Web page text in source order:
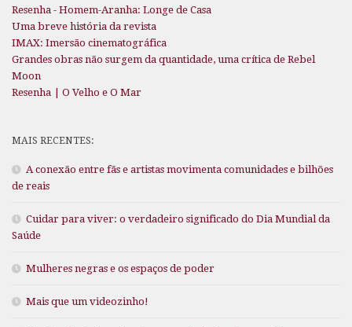
Resenha - Homem-Aranha: Longe de Casa
Uma breve história da revista
IMAX: Imersão cinematográfica
Grandes obras não surgem da quantidade, uma crítica de Rebel
Moon
Resenha | O Velho e O Mar
MAIS RECENTES:
A conexão entre fãs e artistas movimenta comunidades e bilhões
de reais
Cuidar para viver: o verdadeiro significado do Dia Mundial da
Saúde
Mulheres negras e os espaços de poder
Mais que um videozinho!